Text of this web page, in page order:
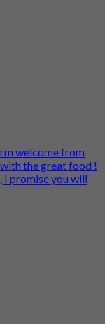
welcome from
the great food !
I promise you will